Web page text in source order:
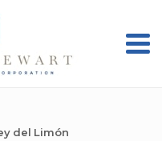
del Limón